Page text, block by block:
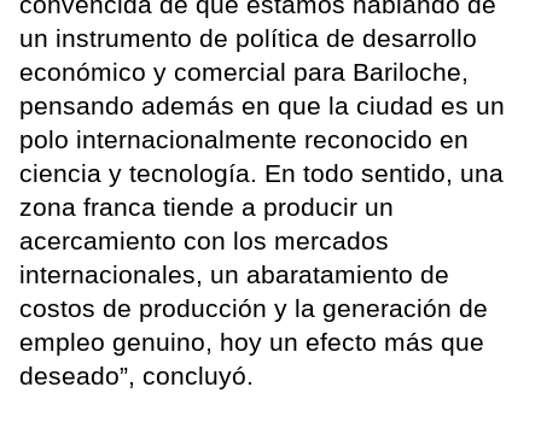
un instrumento de política de desarrollo
económico y comercial para Bariloche,
pensando además en que la ciudad es un
polo internacionalmente reconocido en
ciencia y tecnología. En todo sentido, una
zona franca tiende a producir un
acercamiento con los mercados
internacionales, un abaratamiento de
costos de producción y la generación de
empleo genuino, hoy un efecto más que
deseado”, concluyó.